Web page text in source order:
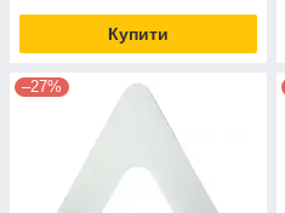
Купити
–27%